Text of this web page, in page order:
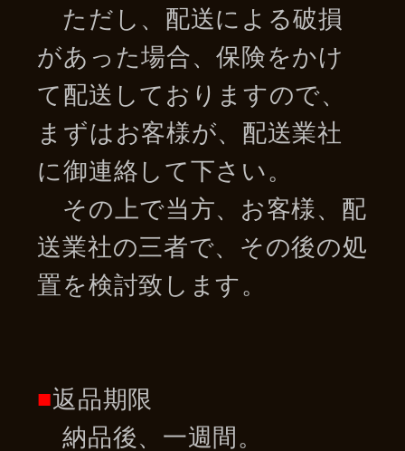
ただし、配送による破損
があった場合、保険をかけ
て配送しておりますので、
まずはお客様が、配送業社
に御連絡して下さい。
その上で当方、お客様、配
送業社の三者で、その後の処
置を検討致します。
■返品期限
納品後、一週間。